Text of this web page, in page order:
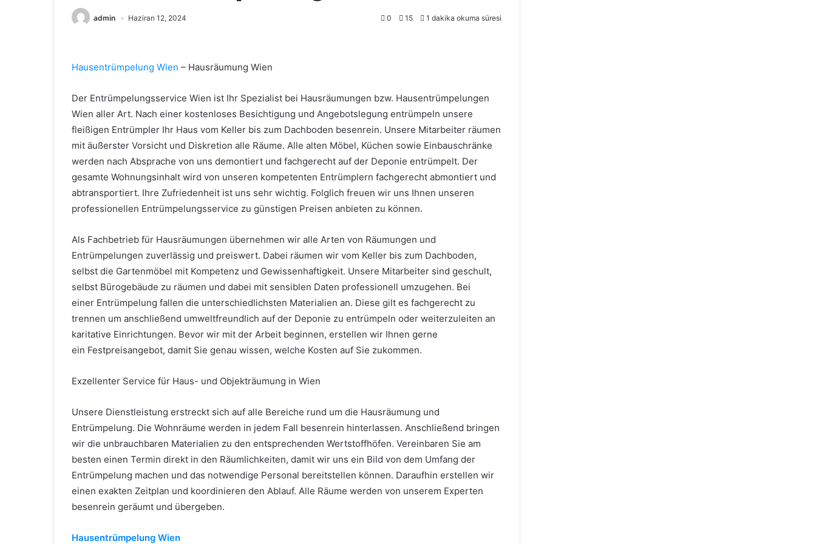
admin Haziran 12, 2024 0 15 1 dakika okuma süresi
Hausentrümpelung Wien – Hausräumung Wien
Der Entrümpelungsservice Wien ist Ihr Spezialist bei Hausräumungen bzw. Hausentrümpelungen
Wien aller Art. Nach einer kostenloses Besichtigung und Angebotslegung entrümpeln unsere
fleißigen Entrümpler Ihr Haus vom Keller bis zum Dachboden besenrein. Unsere Mitarbeiter räumen
mit äußerster Vorsicht und Diskretion alle Räume. Alle alten Möbel, Küchen sowie Einbauschränke
werden nach Absprache von uns demontiert und fachgerecht auf der Deponie entrümpelt. Der
gesamte Wohnungsinhalt wird von unseren kompetenten Entrümplern fachgerecht abmontiert und
abtransportiert. Ihre Zufriedenheit ist uns sehr wichtig. Folglich freuen wir uns Ihnen unseren
professionellen Entrümpelungsservice zu günstigen Preisen anbieten zu können.
Als Fachbetrieb für Hausräumungen übernehmen wir alle Arten von Räumungen und
Entrümpelungen zuverlässig und preiswert. Dabei räumen wir vom Keller bis zum Dachboden,
selbst die Gartenmöbel mit Kompetenz und Gewissenhaftigkeit. Unsere Mitarbeiter sind geschult,
selbst Bürogebäude zu räumen und dabei mit sensiblen Daten professionell umzugehen. Bei
einer Entrümpelung fallen die unterschiedlichsten Materialien an. Diese gilt es fachgerecht zu
trennen um anschließend umweltfreundlich auf der Deponie zu entrümpeln oder weiterzuleiten an
karitative Einrichtungen. Bevor wir mit der Arbeit beginnen, erstellen wir Ihnen gerne
ein Festpreisangebot, damit Sie genau wissen, welche Kosten auf Sie zukommen.
Exzellenter Service für Haus- und Objekträumung in Wien
Unsere Dienstleistung erstreckt sich auf alle Bereiche rund um die Hausräumung und
Entrümpelung. Die Wohnräume werden in jedem Fall besenrein hinterlassen. Anschließend bringen
wir die unbrauchbaren Materialien zu den entsprechenden Wertstoffhöfen. Vereinbaren Sie am
besten einen Termin direkt in den Räumlichkeiten, damit wir uns ein Bild von dem Umfang der
Entrümpelung machen und das notwendige Personal bereitstellen können. Daraufhin erstellen wir
einen exakten Zeitplan und koordinieren den Ablauf. Alle Räume werden von unserem Experten
besenrein geräumt und übergeben.
Hausentrümpelung Wien